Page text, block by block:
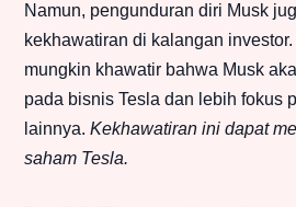
Namun, pengunduran diri Musk
kekhawatiran di kalangan
mungkin khawatir bahwa Musk
pada bisnis Tesla dan lebih fokus
lainnya. Kekhawatiran ini dapat
saham Tesla.